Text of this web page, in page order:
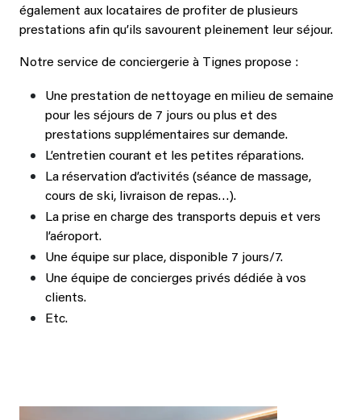
également aux locataires de profiter de plusieurs
prestations afin qu’ils savourent pleinement leur séjour.
Notre service de conciergerie à Tignes propose :
Une prestation de nettoyage en milieu de semaine
pour les séjours de 7 jours ou plus et des
prestations supplémentaires sur demande.
L’entretien courant et les petites réparations.
La réservation d’activités (séance de massage,
cours de ski, livraison de repas…).
La prise en charge des transports depuis et vers
l’aéroport.
Une équipe sur place, disponible 7 jours/7.
Une équipe de concierges privés dédiée à vos
clients.
Etc.